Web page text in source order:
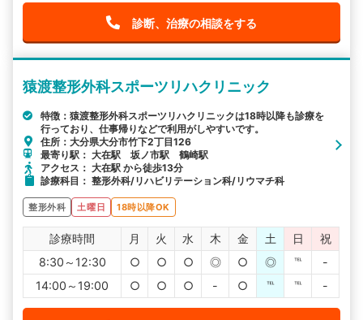
診断、治療の相談をする
猿渡整形外科スポーツリハクリニック
特徴：猿渡整形外科スポーツリハクリニックは18時以降も診療を
行っており、仕事帰りなどで利用がしやすいです。
住所：大分県大分市竹下2丁目126
最寄り駅： 大在駅 坂ノ市駅 鶴崎駅
アクセス： 大在駅 から徒歩13分
診療科目： 整形外科/リハビリテーション科/リウマチ科
整形外科 土曜日 18時以降OK
診療時間 月 火 水 木 金 土 日
祝
8:30～12:30
○ ○ ○ ◎ ○ ◎ ℡
-
14:00～19:00
○ ○ ○ - ○ ℡ ℡ -